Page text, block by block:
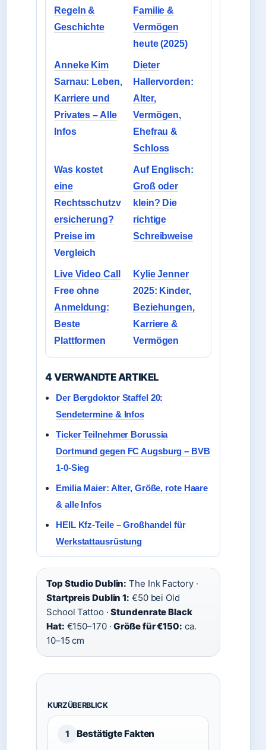
Regeln &
Geschichte
Familie &
Vermögen
heute (2025)
Anneke Kim
Sarnau: Leben,
Karriere und
Privates – Alle
Infos
Dieter
Hallervorden:
Alter,
Vermögen,
Ehefrau &
Schloss
Was kostet
eine
Rechtsschutzv
ersicherung?
Preise im
Vergleich
Auf Englisch:
Groß oder
klein? Die
richtige
Schreibweise
Live Video Call
Free ohne
Anmeldung:
Beste
Plattformen
Kylie Jenner
2025: Kinder,
Beziehungen,
Karriere &
Vermögen
4 VERWANDTE ARTIKEL
Der Bergdoktor Staffel 20:
Sendetermine & Infos
Ticker Teilnehmer Borussia
Dortmund gegen FC Augsburg – BVB
1-0-Sieg
Emilia Maier: Alter, Größe, rote Haare
& alle Infos
HEIL Kfz-Teile – Großhandel für
Werkstattausrüstung
Top Studio Dublin: The Ink Factory ·
Startpreis Dublin 1: €50 bei Old
School Tattoo ·Stundenrate Black
Hat: €150–170 ·Größe für €150: ca.
10–15 cm
KURZÜBERBLICK
1 Bestätigte Fakten